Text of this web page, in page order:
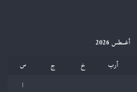
أغسطس 2026
أرب خ ج
س
1